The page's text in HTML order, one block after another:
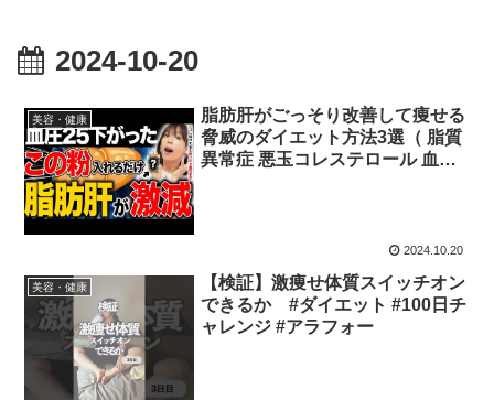
2024-10-20
美容・健康
脂肪肝がごっそり改善して痩せる
脅威のダイエット方法3選（ 脂質
異常症 悪玉コレステロール 血
2024.10.20
美容・健康
【検証】激痩せ体質スイッチオン
できるか #ダイエット #100日チ
ャレンジ #アラフォー